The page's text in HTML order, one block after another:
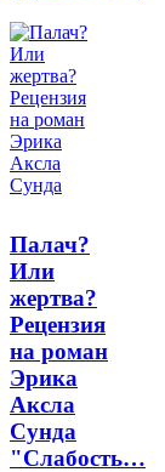
Палач?
Или
жертва?
Рецензия
на роман
Эрика
Аксла
Сунда
"Слабость…